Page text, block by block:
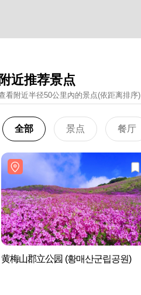
附近推荐景点
看附近半径50公里內的景点(依距离排序)
全部 景点 餐厅
黄梅山郡立公园 (황매산군립공원)